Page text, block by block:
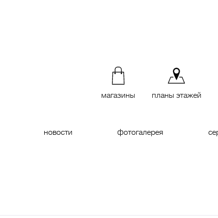
магазины планы этажей
новости фотогалерея